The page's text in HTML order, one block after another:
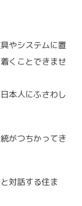
やシステムに置
くことできませ
本人にふさわし
がつちかってき
対話する住ま